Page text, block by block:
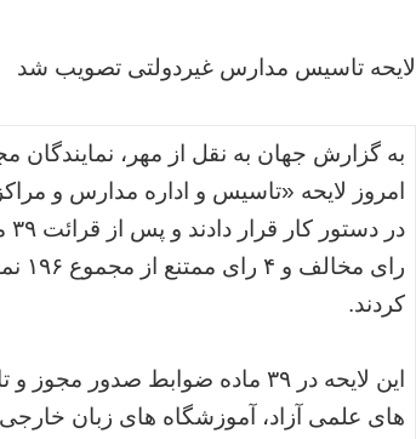
لایحه تاسیس مدارس غیردولتی تصویب شد
به گزارش جهان به نقل از مهر،
امروز لایحه «تاسیس و اداره مدارس و
کردند.
این لایحه در ۳۹ ماده ضوابط
های علمی آزاد، آموزشگاه های زبان